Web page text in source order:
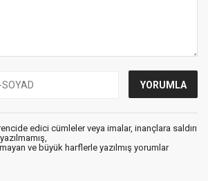
edici cümleler veya imalar, inançlara saldırı
ve büyük harflerle yazılmış yorumlar